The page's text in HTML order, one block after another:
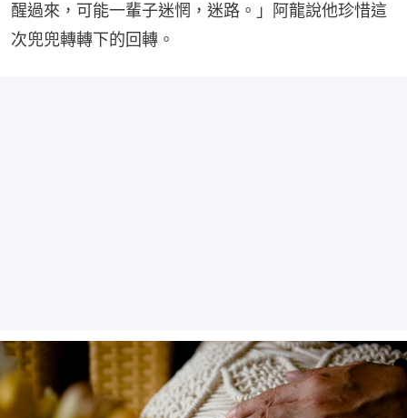
醒過來，可能一輩子迷惘，迷路。」阿龍說他珍惜這
次兜兜轉轉下的回轉。